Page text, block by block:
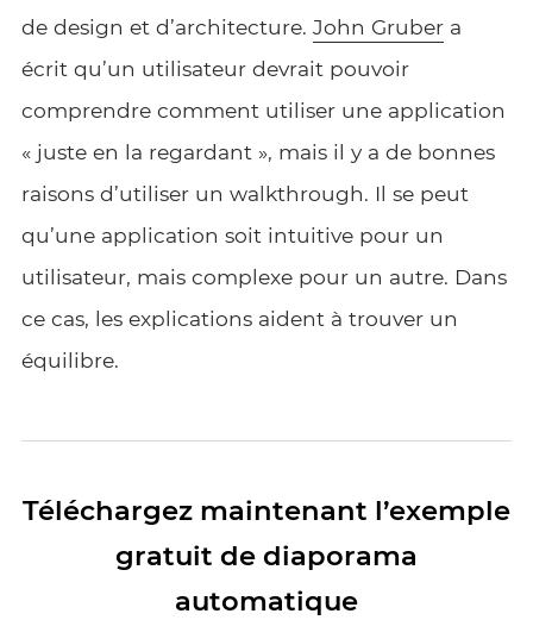
de design et d’architecture. John Grubera
écrit qu’un utilisateur devrait pouvoir
comprendre comment utiliser une application
« juste en la regardant », mais il y a de bonnes
raisons d’utiliser un walkthrough. Il se peut
qu’une application soit intuitive pour un
utilisateur, mais complexe pour un autre. Dans
ce cas, les explications aident à trouver un
équilibre.
Téléchargez maintenant l’exemple
gratuit de diaporama
automatique